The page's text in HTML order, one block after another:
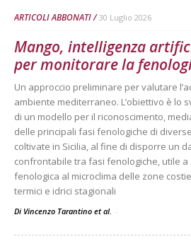
ARTICOLI ABBONATI 30 Luglio 2026
Mango, intelligenza
per monitorare la
Un approccio preliminare per valutare
ambiente mediterraneo. L’obiettivo è lo
di un modello per il riconoscimento,
delle principali fasi fenologiche di
coltivate in Sicilia, al fine di disporre un
confrontabile tra fasi fenologiche, utile
fenologica al microclima delle zone
termici e idrici stagionali
Di Vincenzo Tarantino et al. -